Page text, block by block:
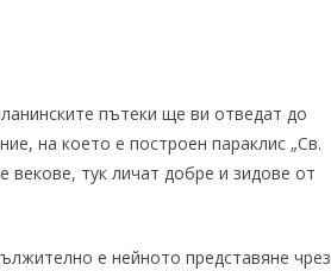
пътеки ще ви отведат до
на което е построен параклис „Св.
тук личат добре и зидове от
е нейното представяне чрез